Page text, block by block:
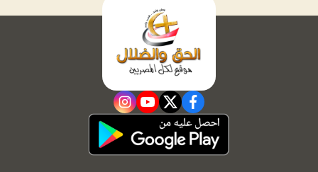
facebook
twitter
youtube
instagram